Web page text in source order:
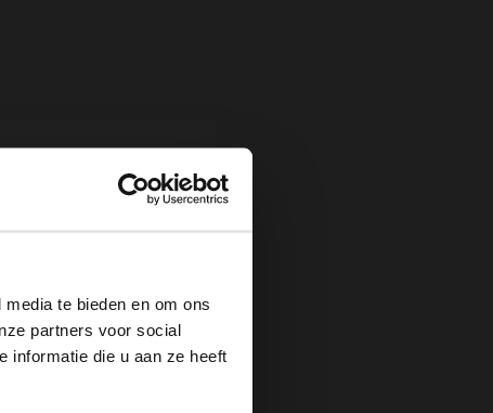
te bieden en om ons
partners voor social
informatie die u aan ze heeft
Gouden cherry bag charm